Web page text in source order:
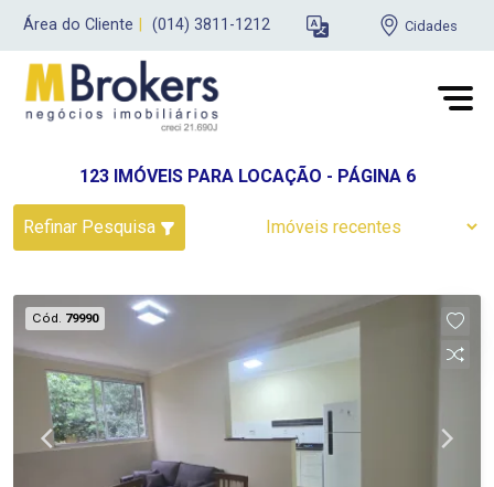
Área do Cliente (014) 3811-1212 Cidades
123 IMÓVEIS PARA LOCAÇÃO - PÁGINA 6
Refinar Pesquisa
Cód. 79990